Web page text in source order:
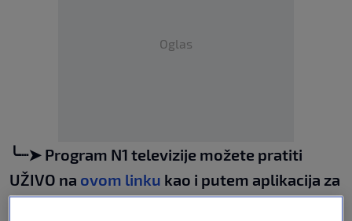
Oglas
╰┈➤ Program N1 televizije možete pratiti
UŽIVO na ovom linku kao i putem aplikacija za